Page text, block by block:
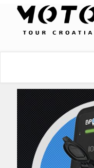
UmPaDrum
Moto servisi
Impressum
Damir Žerić - ELPASSO
Dario Dinter - Moto TOZ
Igor Kreč - UmPaDrum